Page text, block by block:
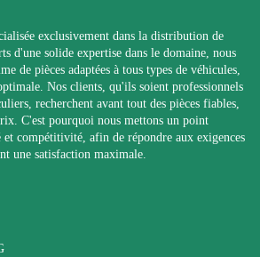
exclusivement dans la distribution de
d'une solide expertise dans le domaine, nous
de pièces adaptées à tous types de véhicules,
Nos clients, qu'ils soient professionnels
recherchent avant tout des pièces fiables,
C'est pourquoi nous mettons un point
compétitivité, afin de répondre aux exigences
une satisfaction maximale.